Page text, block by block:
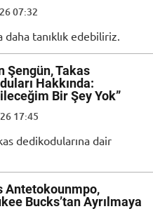
07:32
tanıklık edebiliriz.
Şengün, Takas
Hakkında:
Bir Şey Yok”
17:45
dedikodularına dair
Antetokounmpo,
Bucks’tan Ayrılmaya